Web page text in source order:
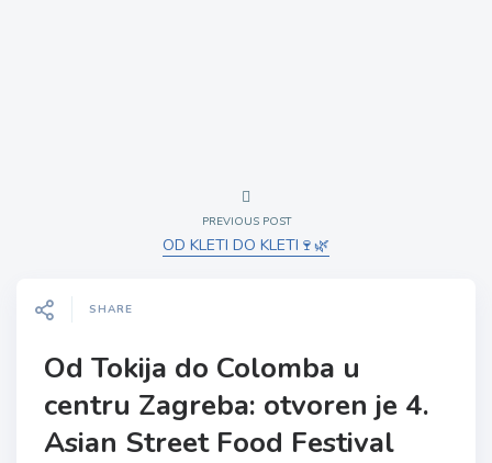
PREVIOUS POST
OD KLETI DO KLETI🍷🌿
SHARE
Od Tokija do Colomba u
centru Zagreba: otvoren je 4.
Asian Street Food Festival